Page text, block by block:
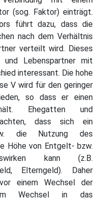
(sog. Faktor) einträgt.
führt dazu, dass die
nach dem Verhältnis
verteilt wird. Dieses
Lebenspartner mit
interessant. Die hohe
V wird für den geringer
so dass er einen
Ehegatten und
dass sich ein
die Nutzung des
Höhe von Entgelt- bzw.
kann (z.B.
Elterngeld). Daher
einem Wechsel der
Wechsel in das